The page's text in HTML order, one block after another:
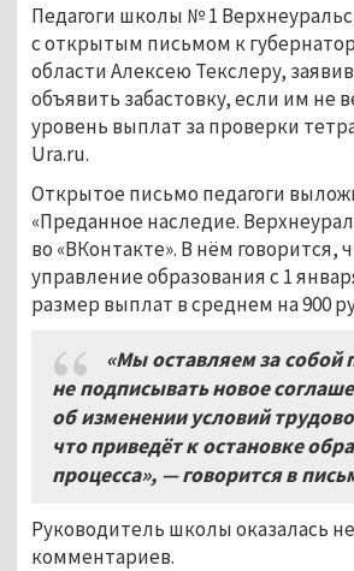
Педагоги школы № 1
с открытым письмом к
области Алексею Текслеру,
объявить забастовку, если им не
уровень выплат за проверки
Ura.ru.
Открытое письмо педагоги
«Преданное наследие.
во «ВКонтакте». В нём говорится,
управление образования с 1
размер выплат в среднем на 900
«Мы оставляем за собой
не подписывать новое
об изменении условий
что приведёт к остановке
процесса», — говорится в
Руководитель школы оказалась
комментариев.